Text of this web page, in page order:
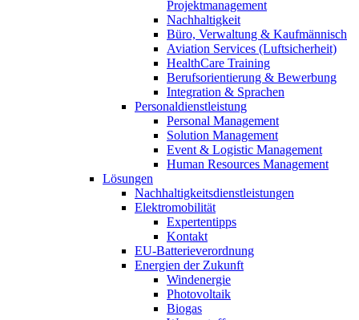
Projektmanagement
Nachhaltigkeit
Büro, Verwaltung & Kaufmännisch
Aviation Services (Luftsicherheit)
HealthCare Training
Berufsorientierung & Bewerbung
Integration & Sprachen
Personaldienstleistung
Personal Management
Solution Management
Event & Logistic Management
Human Resources Management
Lösungen
Nachhaltigkeitsdienstleistungen
Elektromobilität
Expertentipps
Kontakt
EU-Batterieverordnung
Energien der Zukunft
Windenergie
Photovoltaik
Biogas